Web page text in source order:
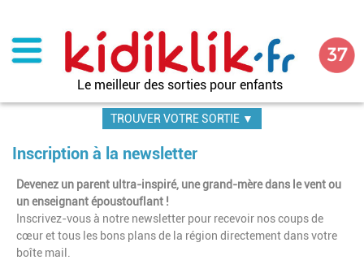
contenu
principal
Le meilleur des sorties pour enfants
TROUVER VOTRE SORTIE ▼
Inscription à la newsletter
Devenez un parent ultra-inspiré, une grand-mère dans le vent ou
un enseignant époustouflant !
Inscrivez-vous à notre newsletter pour recevoir nos coups de
cœur et tous les bons plans de la région directement dans votre
boîte mail.